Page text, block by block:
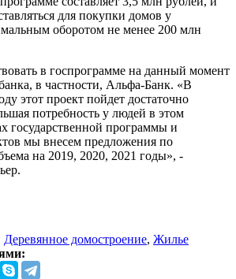
для покупки домов у
оборотом не менее 200 млн
в госпрограмме на данный момент
в частности, Альфа-Банк. «В
этот проект пойдет достаточно
потребность у людей в этом
государственной программы и
мы внесем предложения по
на 2019, 2020, 2021 годы», -
Деревянное домостроение, Жилье